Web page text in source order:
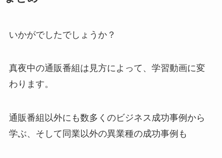
いかがでしたでしょうか？
真夜中の通販番組は見方によって、学習動画に変
わります。
通販番組以外にも数多くのビジネス成功事例から
学ぶ、そして同業以外の異業種の成功事例も